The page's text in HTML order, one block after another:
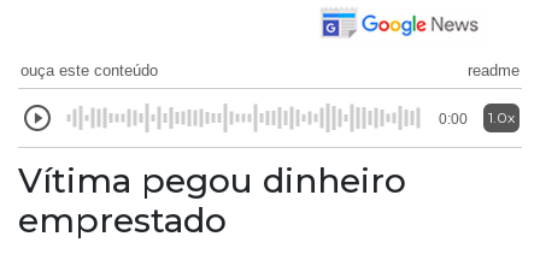
ouça este conteúdo readme
0:00 1.0x
Vítima pegou dinheiro
emprestado